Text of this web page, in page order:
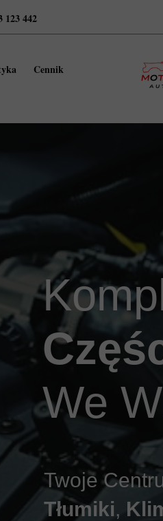
Twoje
Tłumiki,
We
123 442
Cennik